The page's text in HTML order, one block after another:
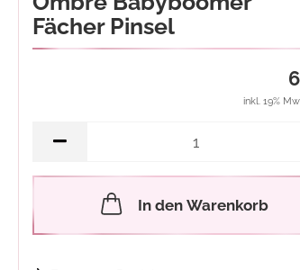
Fächer Pinsel
inkl. 19%
In den Warenkorb